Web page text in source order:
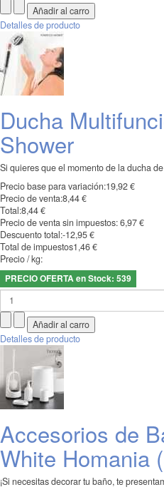
Detalles de producto
Ducha
Shower
Si quieres que el momento de la ducha
Precio base para variación:19,92 €
Precio de venta:8,44 €
Total:8,44 €
Precio de venta sin impuestos:6,97 €
Descuento total:-12,95 €
Total de impuestos1,46 €
Precio / kg:
PRECIO OFERTA en Stock: 539
Detalles de producto
Accesorios de
White Homania
¡Si necesitas decorar tu baño, te